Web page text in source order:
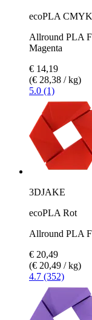
ecoPLA
Allround PLA
Magenta
€ 14,19
(€ 28,38 / kg)
5.0 (1)
3DJAKE
ecoPLA Rot
Allround PLA
€ 20,49
(€ 20,49 / kg)
4.7 (352)